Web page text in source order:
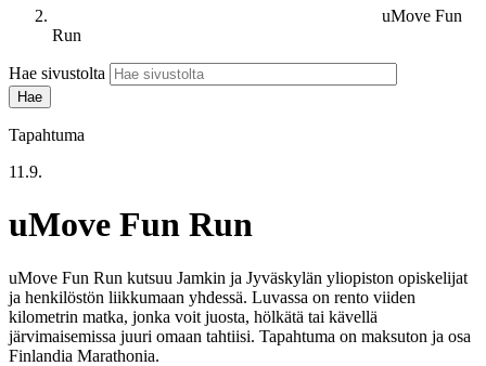
uMove Fun
Run
Hae sivustolta
Tapahtuma
11.9.
uMove Fun Run
uMove Fun Run kutsuu Jamkin ja Jyväskylän yliopiston opiskelijat
ja henkilöstön liikkumaan yhdessä. Luvassa on rento viiden
kilometrin matka, jonka voit juosta, hölkätä tai kävellä
järvimaisemissa juuri omaan tahtiisi. Tapahtuma on maksuton ja osa
Finlandia Marathonia.